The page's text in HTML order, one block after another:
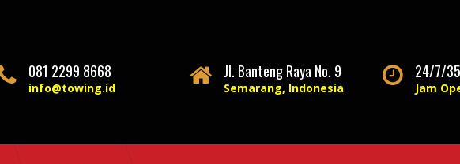
081 2299 8668
info@towing.id
Jl. Banteng Raya No. 9
Semarang, Indonesia
24/7/
Jam